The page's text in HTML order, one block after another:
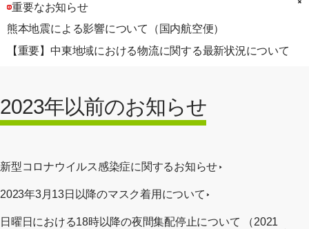
重要なお知らせ
熊本地震による影響について（国内航空便）
【重要】中東地域における物流に関する最新状況について
2023年以前のお知らせ
新型コロナウイルス感染症に関するお知らせ
2023年3月13日以降のマスク着用について
日曜日における18時以降の夜間集配停止について （2021